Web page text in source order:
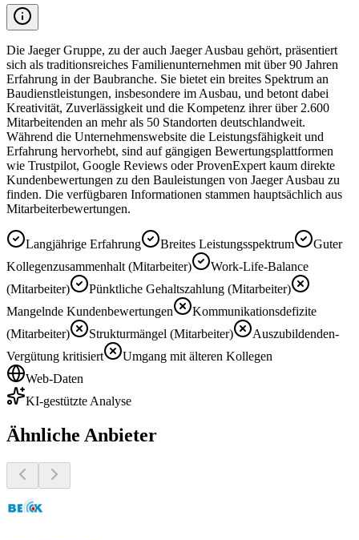
Die Jaeger Gruppe, zu der auch Jaeger Ausbau gehört, präsentiert
sich als traditionsreiches Familienunternehmen mit über 90 Jahren
Erfahrung in der Baubranche. Sie bietet ein breites Spektrum an
Baudienstleistungen, insbesondere im Ausbau, und betont dabei
Kreativität, Zuverlässigkeit und die Kompetenz ihrer über 2.600
Mitarbeitenden an mehr als 50 Standorten deutschlandweit.
Während die Unternehmenswebsite die Leistungsfähigkeit und
Erfahrung hervorhebt, sind auf gängigen Bewertungsplattformen
wie Trustpilot, Google Reviews oder ProvenExpert kaum direkte
Kundenbewertungen zu den Bauleistungen von Jaeger Ausbau zu
finden. Die verfügbaren Informationen stammen hauptsächlich aus
Mitarbeiterbewertungen.
Langjährige Erfahrung Breites Leistungsspektrum
Guter
Kollegenzusammenhalt (Mitarbeiter)
Work-Life-Balance
(Mitarbeiter)
Pünktliche Gehaltszahlung (Mitarbeiter)
Mangelnde Kundenbewertungen
Kommunikationsdefizite
(Mitarbeiter)
Strukturmängel (Mitarbeiter)
Auszubildenden-
Vergütung kritisiert
Umgang mit älteren Kollegen
Web-Daten
KI-gestützte Analyse
Ähnliche Anbieter